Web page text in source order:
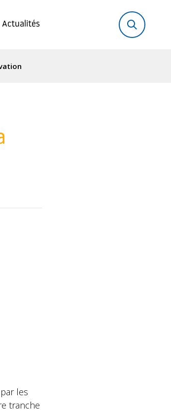
Actualités
Rechercher:
les
tranche